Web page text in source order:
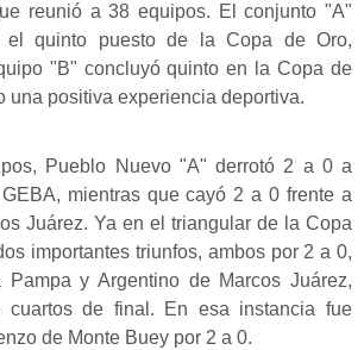
reunió a 38 equipos. El conjunto "A"
el quinto puesto de la Copa de Oro,
"B" concluyó quinto en la Copa de
una positiva experiencia deportiva.
Pueblo Nuevo "A" derrotó 2 a 0 a
mientras que cayó 2 a 0 frente a
Juárez. Ya en el triangular de la Copa
importantes triunfos, ambos por 2 a 0,
y Argentino de Marcos Juárez,
cuartos de final. En esa instancia fue
de Monte Buey por 2 a 0.